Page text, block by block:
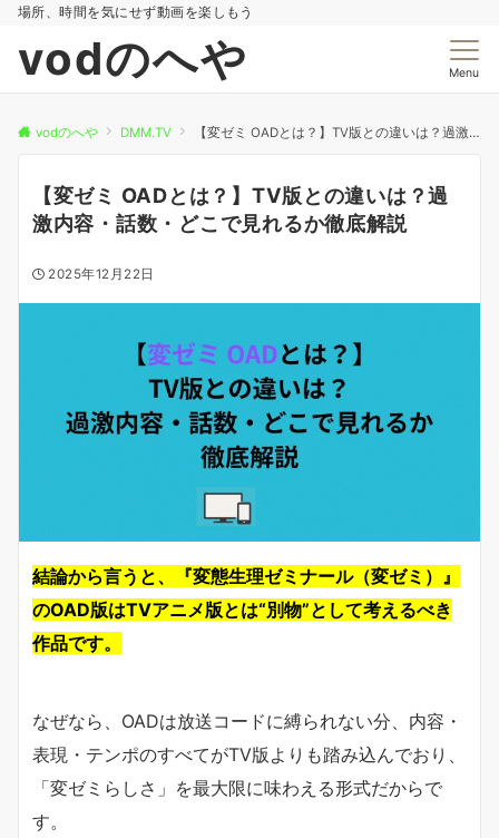
場所、時間を気にせず動画を楽しもう
vodのへや Menu
vodのへや DMM.TV 【変ゼミ OADとは？】TV版との違いは？過激内容・話数・どこで見れるか徹底解説
【変ゼミ OADとは？】TV版との違いは？過
激内容・話数・どこで見れるか徹底解説
2025年12月22日
結論から言うと、『変態生理ゼミナール（変ゼミ）』
のOAD版はTVアニメ版とは“別物”として考えるべき
作品です。
なぜなら、OADは放送コードに縛られない分、内容・
表現・テンポのすべてがTV版よりも踏み込んでおり、
「変ゼミらしさ」を最大限に味わえる形式だからで
す。